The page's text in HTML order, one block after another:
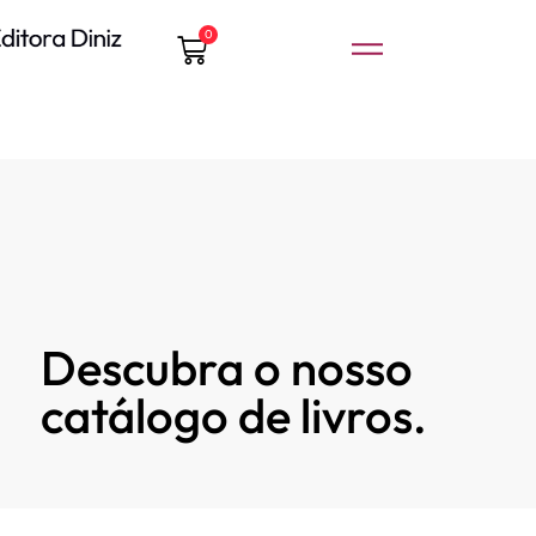
0
Descubra o nosso
catálogo de livros.